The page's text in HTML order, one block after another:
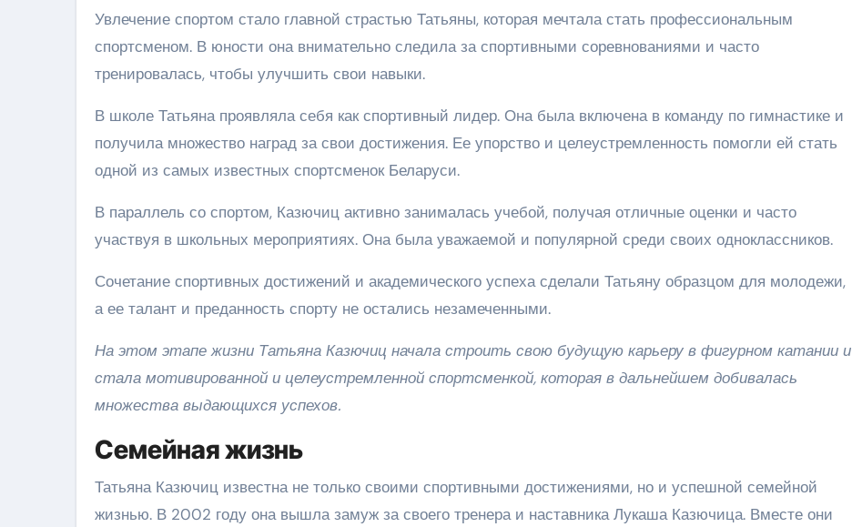
Увлечение спортом стало главной страстью Татьяны, которая мечтала стать профессиональным
спортсменом. В юности она внимательно следила за спортивными соревнованиями и часто
тренировалась, чтобы улучшить свои навыки.
В школе Татьяна проявляла себя как спортивный лидер. Она была включена в команду по гимнастике и
получила множество наград за свои достижения. Ее упорство и целеустремленность помогли ей стать
одной из самых известных спортсменок Беларуси.
В параллель со спортом, Казючиц активно занималась учебой, получая отличные оценки и часто
участвуя в школьных мероприятиях. Она была уважаемой и популярной среди своих одноклассников.
Сочетание спортивных достижений и академического успеха сделали Татьяну образцом для молодежи,
а ее талант и преданность спорту не остались незамеченными.
На этом этапе жизни Татьяна Казючиц начала строить свою будущую карьеру в фигурном катании и
стала мотивированной и целеустремленной спортсменкой, которая в дальнейшем добивалась
множества выдающихся успехов.
Семейная жизнь
Татьяна Казючиц известна не только своими спортивными достижениями, но и успешной семейной
жизнью. В 2002 году она вышла замуж за своего тренера и наставника Лукаша Казючица. Вместе они